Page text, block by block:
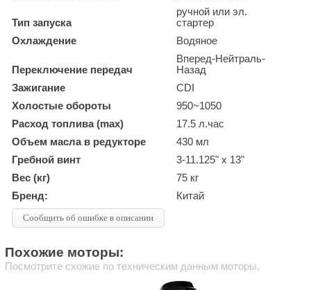
Тип запуска
ручной или эл.
стартер
Охлаждение
Водяное
Переключение передач
Вперед-Нейтраль-
Назад
Зажигание
CDI
Холостые обороты
950~1050
Расход топлива (max)
17.5 л.час
Объем масла в редукторе
430 мл
Гребной винт
3-11.125" х 13"
Вес (кг)
75 кг
Бренд:
Китай
Сообщить об ошибке в описании
Похожие моторы:
Посмотрите схожие по техническим данным моторы.